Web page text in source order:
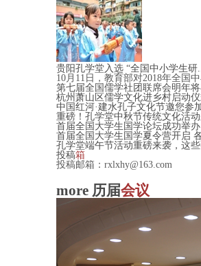
贵阳孔学堂入选 “全国中小学生研
10月11日，教育部对2018年全国
第七届全国儒学社团联席会明年
杭州萧山区儒学文化进乡村启动
中国红河·建水孔子文化节邀您参
重磅！孔学堂中秋节传统文化活
首届全国大学生国学论坛成功举办
首届全国大学生国学夏令营开启
孔学堂端午节活动重磅来袭，这
投稿箱
投稿邮箱：rxlxhy@163.com
more 历届会议